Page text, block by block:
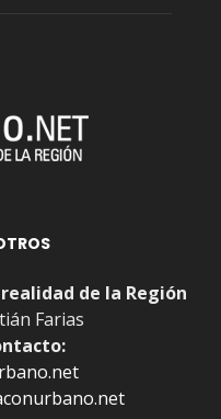
de la Región
Farias